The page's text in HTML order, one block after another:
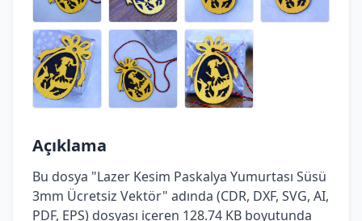
Açıklama
Bu dosya "Lazer Kesim Paskalya Yumurtası Süsü
3mm Ücretsiz Vektör" adında (CDR, DXF, SVG, AI,
PDF, EPS) dosyası içeren 128.74 KB boyutunda